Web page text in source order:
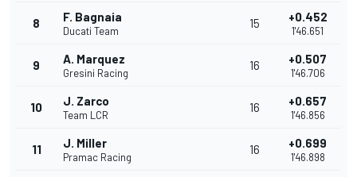
8 F. Bagnaia
Ducati Team
15 +0.452
1'46.651
9 A. Marquez
Gresini Racing
16 +0.507
1'46.706
10 J. Zarco
Team LCR
16 +0.657
1'46.856
11 J. Miller
Pramac Racing
16 +0.699
1'46.898